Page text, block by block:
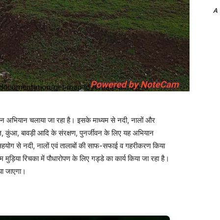
चलाया जा रहा है। इसके माध्यम से नदी, नालों और
कुंआ, बावड़ी आदि के संरक्षण, पुनर्जीवन के लिए यह अभियान
से नदी, नालों एवं तालाबों की साफ-सफाई व गहरीकरण किया
रिचका में पौधारोपण के लिए गड्डे का कार्य किया जा रहा है।
जाएगा।
A